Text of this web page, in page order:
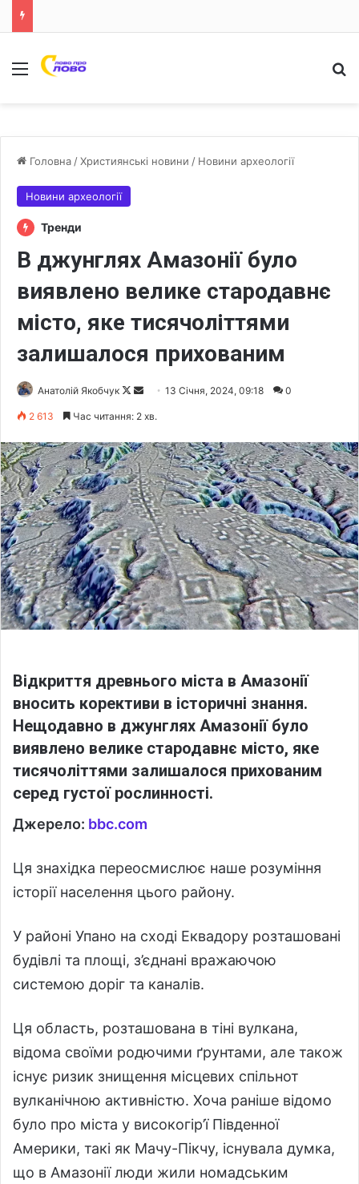
Меню
Головна /Християнські новини / Новини археології
Новини археології
Тренди
В джунглях Амазонії було
виявлено велике стародавнє
місто, яке тисячоліттями
залишалося прихованим
Анатолій Якобчук
F
o
l
o
w
o
n
X
d
a
n
e
m
a
i
l
13 Січня, 2024, 09:18 0
2 613 Час читання: 2 хв.
Відкриття древнього міста в Амазонії
вносить корективи в історичні знання.
Нещодавно в джунглях Амазонії було
виявлено велике стародавнє місто, яке
тисячоліттями залишалося прихованим
серед густої рослинності.
Джерело: bbc.com
Ця знахідка переосмислює наше розуміння
історії населення цього району.
У районі Упано на сході Еквадору розташовані
будівлі та площі, з’єднані вражаючою
системою доріг та каналів.
Ця область, розташована в тіні вулкана,
відома своїми родючими ґрунтами, але також
існує ризик знищення місцевих спільнот
вулканічною активністю. Хоча раніше відомо
було про міста у високогір’ї Південної
Америки, такі як Мачу-Пікчу, існувала думка,
що в Амазонії люди жили номадським